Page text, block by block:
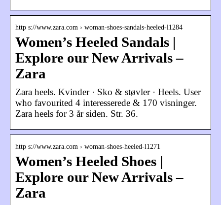
http s://www.zara.com › woman-shoes-sandals-heeled-l1284
Women’s Heeled Sandals |
Explore our New Arrivals –
Zara
Zara heels. Kvinder · Sko & støvler · Heels. User
who favourited 4 interesserede & 170 visninger.
Zara heels for 3 år siden. Str. 36.
http s://www.zara.com › woman-shoes-heeled-l1271
Women’s Heeled Shoes |
Explore our New Arrivals –
Zara